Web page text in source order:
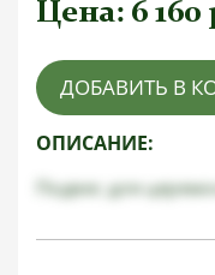
Цена: 6 160
ДОБАВИТЬ В
ОПИСАНИЕ:
Подвес для